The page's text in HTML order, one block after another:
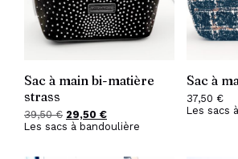
Sac à main bi-matière
strass
39,50€ Le
prix
29,50 €
prix
Les sacs à bandoulière
Sac à
37,50 €
Les sacs